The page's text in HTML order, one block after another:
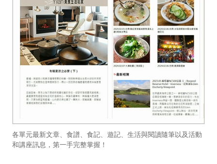
各單元最新文章、食譜、食記、遊記、生活與閱讀隨筆以及活動
和講座訊息，第一手完整掌握！